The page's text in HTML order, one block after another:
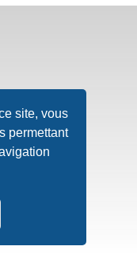
site, vous
permettant